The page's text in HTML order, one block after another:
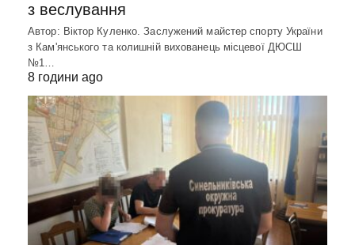
з веслування
Автор: Віктор Куленко. Заслужений майстер спорту України
з Кам'янського та колишній вихованець місцевої ДЮСШ
№1…
8 години ago